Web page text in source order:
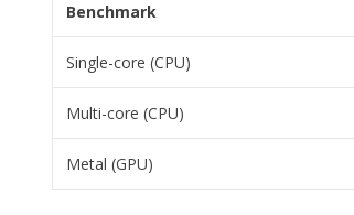
Benchmark
Single-core (CPU)
Multi-core (CPU)
Metal (GPU)